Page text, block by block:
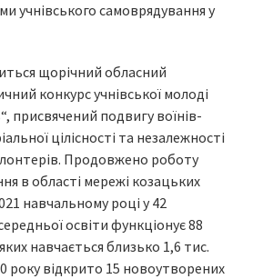
учнівського самоврядування у
щорічний обласний
конкурс учнівської молоді
присвячений подвигу воїнів-
цілісності та незалежності
Продовжено роботу
в області мережі козацьких
навчальному році у 42
освіти функціонує 88
навчається близько 1,6 тис.
року відкрито 15 новоутворених